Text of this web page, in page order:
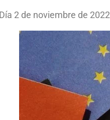
Día 2 de noviembre de 2022